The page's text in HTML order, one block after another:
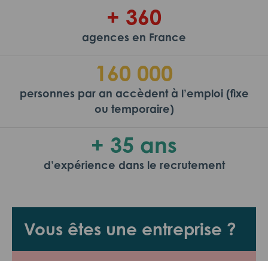
Vous êtes une entreprise ?
+ 360
agences en France
160 000
personnes par an accèdent à l’emploi (fixe
ou temporaire)
+ 35 ans
d’expérience dans le recrutement